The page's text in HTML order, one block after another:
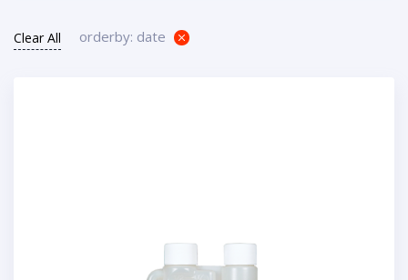
Clear All orderby: date